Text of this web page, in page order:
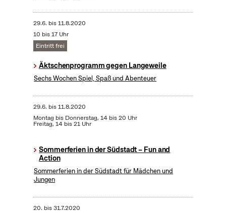
29.6. bis11.8.2020
10 bis 17 Uhr
Eintritt frei
Äktschenprogramm gegen Langeweile
Sechs Wochen Spiel, Spaß und Abenteuer
29.6. bis11.8.2020
Montag bis Donnerstag, 14 bis 20 Uhr
Freitag, 14 bis 21 Uhr
Sommerferien in der Südstadt – Fun and
Action
Sommerferien in der Südstadt für Mädchen und
Jungen
20. bis31.7.2020